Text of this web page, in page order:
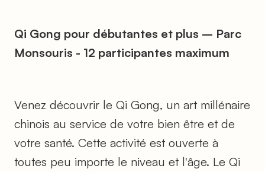
Qi Gong pour débutantes et plus – Parc
Monsouris - 12 participantes maximum
Venez découvrir le Qi Gong, un art millénaire
chinois au service de votre bien être et de
votre santé. Cette activité est ouverte à
toutes peu importe le niveau et l'âge. Le Qi